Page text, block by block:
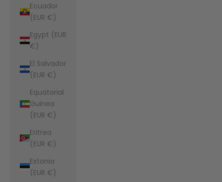
Ecuador
(EUR €)
Egypt (EUR
€)
El Salvador
(EUR €)
Equatorial
Guinea
(EUR €)
Eritrea
(EUR €)
Estonia
(EUR €)